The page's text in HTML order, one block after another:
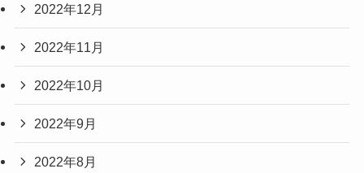
2022年12月
2022年11月
2022年10月
2022年9月
2022年8月